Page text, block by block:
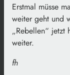
Erstmal müsse
weiter geht und
„Rebellen“ jetzt
weiter.
fh